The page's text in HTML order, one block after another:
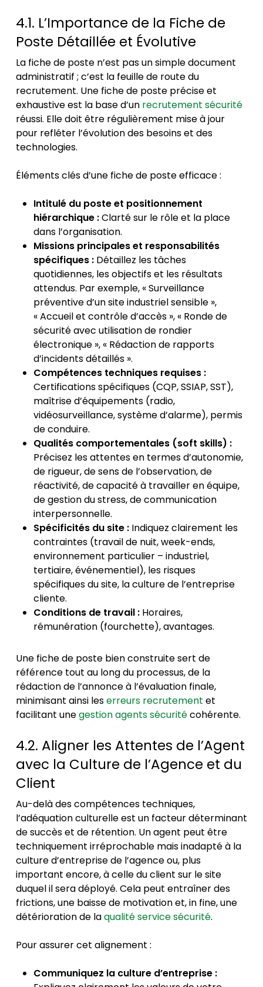
4.1. L’Importance de la Fiche de
Poste Détaillée et Évolutive
La fiche de poste n’est pas un simple document
administratif ; c’est la feuille de route du
recrutement. Une fiche de poste précise et
exhaustive est la base d’un recrutement sécurité
réussi. Elle doit être régulièrement mise à jour
pour refléter l’évolution des besoins et des
technologies.
Éléments clés d’une fiche de poste efficace :
Intitulé du poste et positionnement
hiérarchique :Clarté sur le rôle et la place
dans l’organisation.
Missions principales et responsabilités
spécifiques :Détaillez les tâches
quotidiennes, les objectifs et les résultats
attendus. Par exemple, « Surveillance
préventive d’un site industriel sensible »,
« Accueil et contrôle d’accès », « Ronde de
sécurité avec utilisation de rondier
électronique », « Rédaction de rapports
d’incidents détaillés ».
Compétences techniques requises :
Certifications spécifiques (CQP, SSIAP, SST),
maîtrise d’équipements (radio,
vidéosurveillance, système d’alarme), permis
de conduire.
Qualités comportementales (soft skills) :
Précisez les attentes en termes d’autonomie,
de rigueur, de sens de l’observation, de
réactivité, de capacité à travailler en équipe,
de gestion du stress, de communication
interpersonnelle.
Spécificités du site :Indiquez clairement les
contraintes (travail de nuit, week-ends,
environnement particulier – industriel,
tertiaire, événementiel), les risques
spécifiques du site, la culture de l’entreprise
cliente.
Conditions de travail :Horaires,
rémunération (fourchette), avantages.
Une fiche de poste bien construite sert de
référence tout au long du processus, de la
rédaction de l’annonce à l’évaluation finale,
minimisant ainsi leserreurs recrutement et
facilitant unegestion agents sécuritécohérente.
4.2. Aligner les Attentes de l’Agent
avec la Culture de l’Agence et du
Client
Au-delà des compétences techniques,
l’adéquation culturelle est un facteur déterminant
de succès et de rétention. Un agent peut être
techniquement irréprochable mais inadapté à la
culture d’entreprise de l’agence ou, plus
important encore, à celle du client sur le site
duquel il sera déployé. Cela peut entraîner des
frictions, une baisse de motivation et, in fine, une
détérioration de laqualité service sécurité.
Pour assurer cet alignement :
Communiquez la culture d’entreprise :